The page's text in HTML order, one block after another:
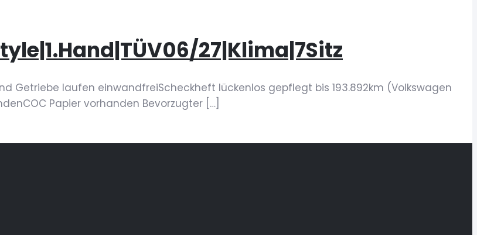
27|Klima|7Sitz
Getriebe laufen einwandfreiScheckheft lückenlos gepflegt bis 193.892km (Volkswagen
Papier vorhanden Bevorzugter […]